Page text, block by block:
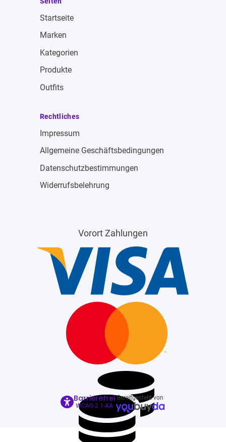
Startseite
Marken
Kategorien
Produkte
Outfits
Rechtliches
Impressum
Allgemeine Geschäftsbedingungen
Datenschutzbestimmungen
Widerrufsbelehrung
Vorort Zahlungen
Barrierefrei
WCAG-2.1-AA
Bereitgestellt von